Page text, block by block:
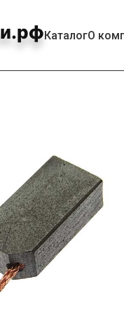
КаталогО